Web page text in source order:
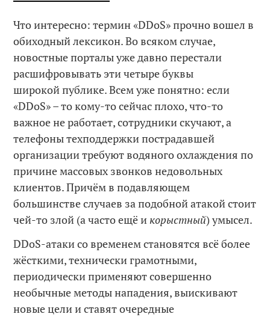
Что интересно: термин «DDoS» прочно вошел в
обиходный лексикон. Во всяком случае,
новостные порталы уже давно перестали
расшифровывать эти четыре буквы
широкой публике. Всем уже понятно: если
«DDoS» – то кому-то сейчас плохо, что-то
важное не работает, сотрудники скучают, а
телефоны техподдержки пострадавшей
организации требуют водяного охлаждения по
причине массовых звонков недовольных
клиентов. Причём в подавляющем
большинстве случаев за подобной атакой стоит
чей-то злой (а часто ещё икорыстный) умысел.
DDoS-атаки со временем становятся всё более
жёсткими, технически грамотными,
периодически применяют совершенно
необычные методы нападения, выискивают
новые цели и ставят очередные